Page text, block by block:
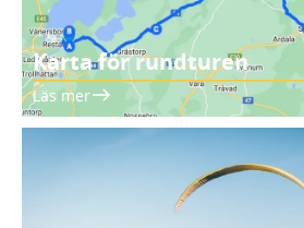
Karta för rundturen
Läs mer